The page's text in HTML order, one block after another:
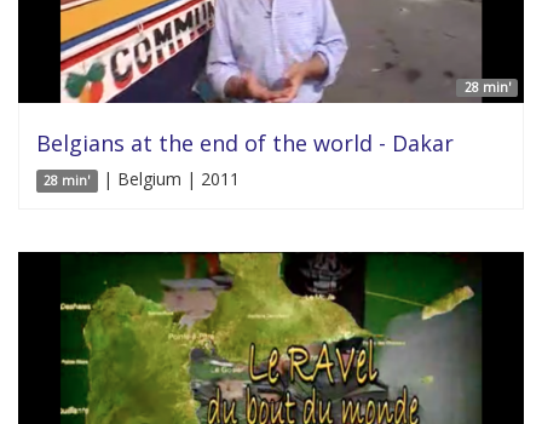
28 min'
Belgians at the end of the world - Dakar
28 min' | Belgium | 2011